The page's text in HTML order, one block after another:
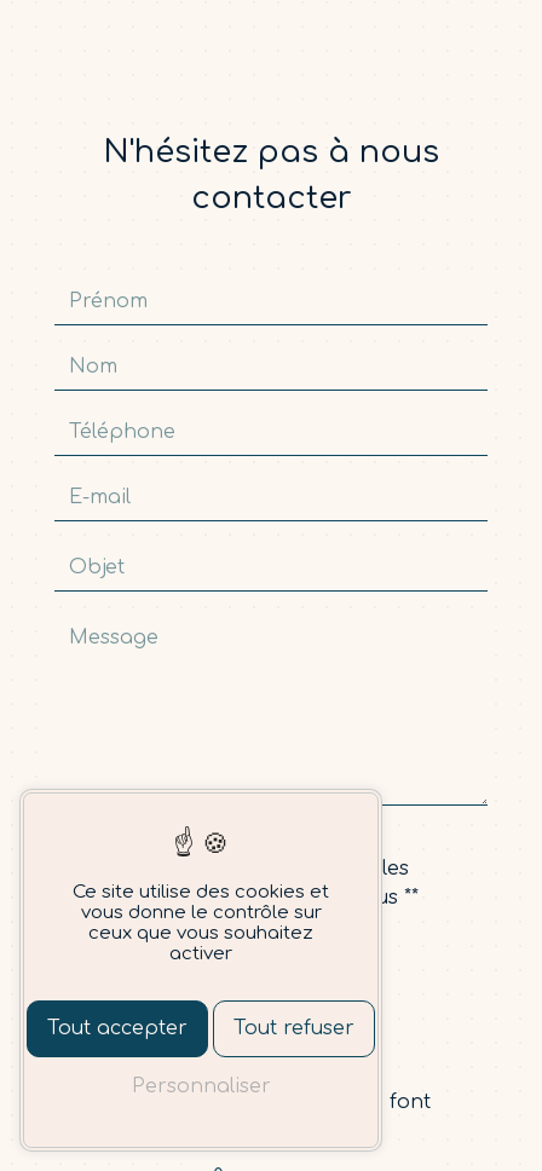
N'hésitez pas à nous
contacter
En cochant cette case, j'accepte les
conditions particulières ci-dessous **
Vous n'êtes pas un
robot, veuillez
répondre à cette
question : combien font
Ce site utilise des cookies et
vous donne le contrôle sur
ceux que vous souhaitez
activer
Tout accepter Tout refuser
Personnaliser